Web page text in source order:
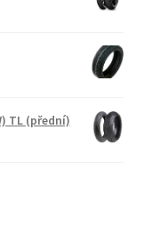
TL (přední)